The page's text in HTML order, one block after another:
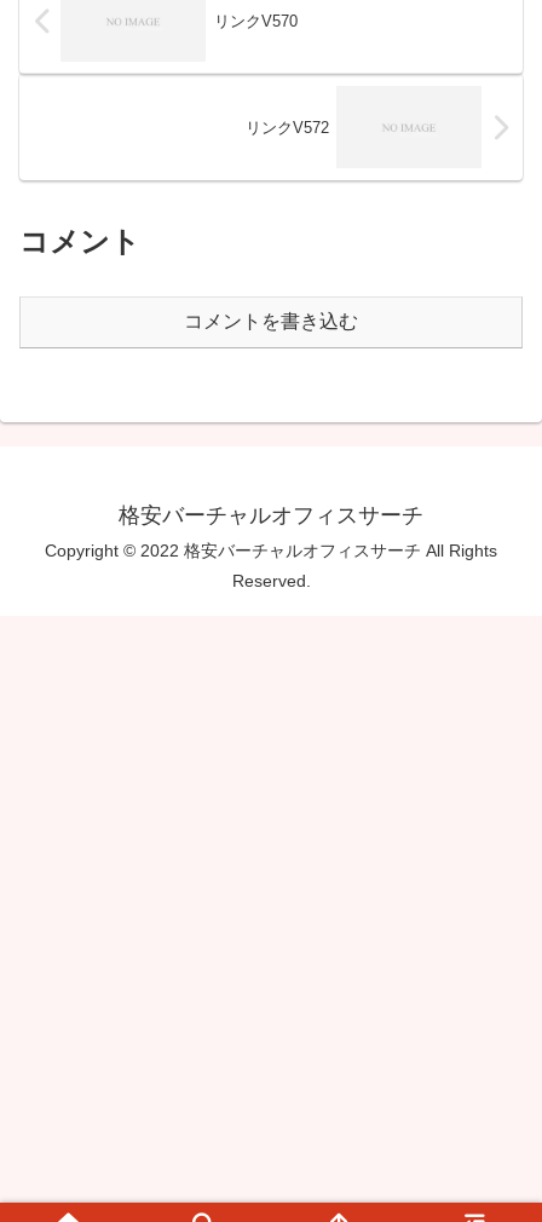
リンクV570
リンクV572
コメント
コメントを書き込む
格安バーチャルオフィスサーチ
Copyright © 2022 格安バーチャルオフィスサーチ All Rights
Reserved.